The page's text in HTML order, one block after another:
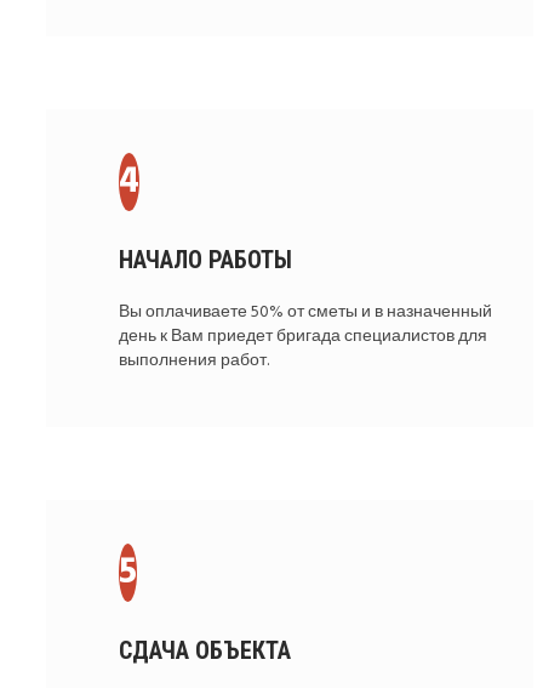
НАЧАЛО РАБОТЫ
Вы оплачиваете 50% от сметы и в назначенный
день к Вам приедет бригада специалистов для
выполнения работ.
СДАЧА ОБЪЕКТА